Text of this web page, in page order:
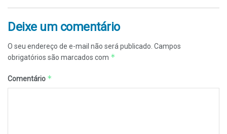
Deixe um comentário
O seu endereço de e-mail não será publicado. Campos
obrigatórios são marcados com *
Comentário *